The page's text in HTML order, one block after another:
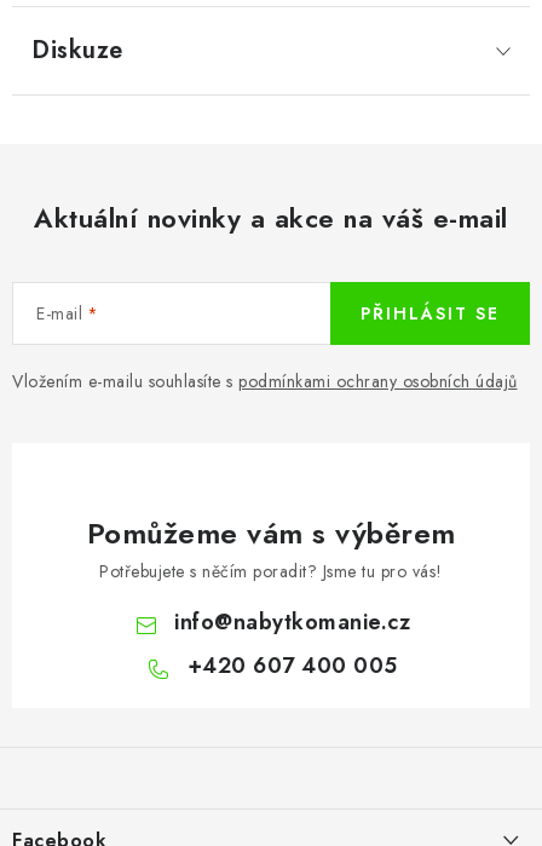
Diskuze
Aktuální novinky a akce na váš e-mail
E-mail
Vložením e-mailu souhlasíte s podmínkami ochrany osobních údajů
PŘIHLÁSIT SE
Pomůžeme vám s výběrem
Potřebujete s něčím poradit? Jsme tu pro vás!
info@nabytkomanie.cz
+420 607 400 005
aFacebook